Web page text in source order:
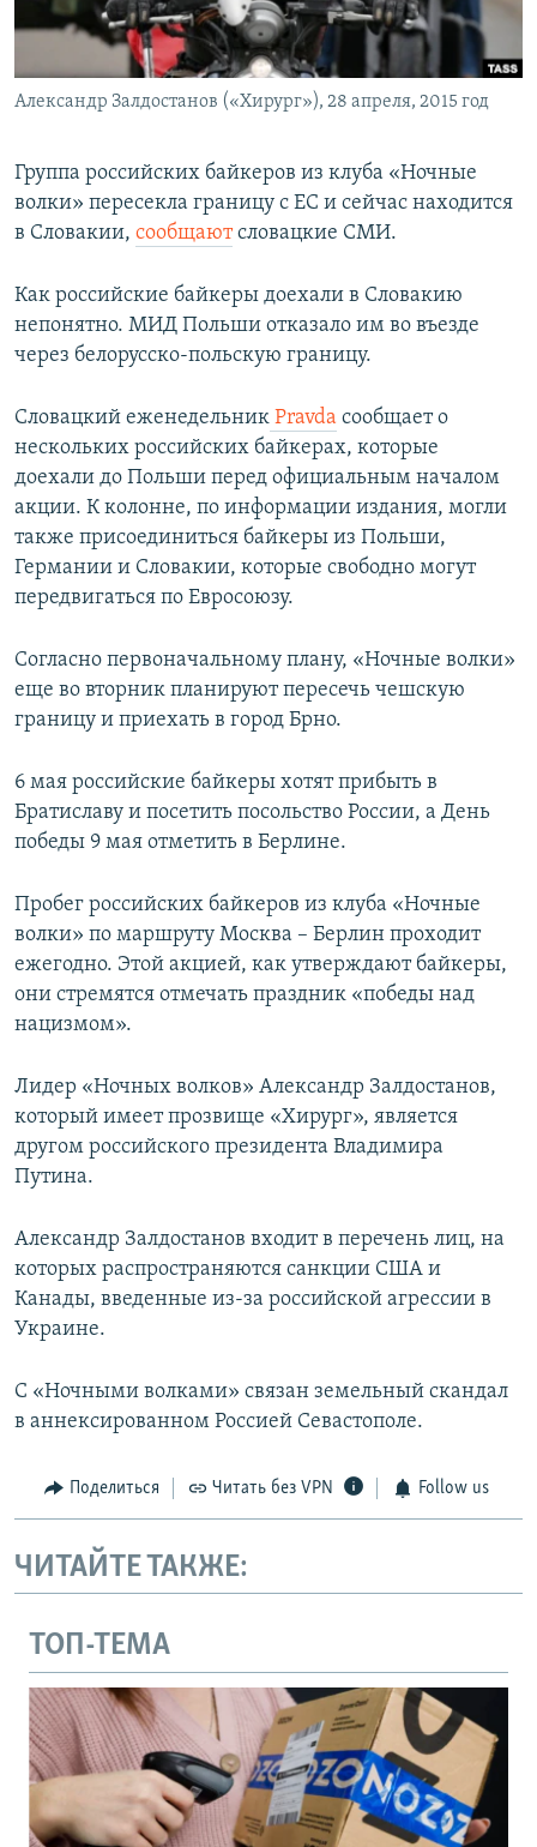
ПОБЕДИТЕЛЕЙ НЕ СУДЯТ?
КРЫМ.НЕПОКОРЕННЫЙ
ELIFBE
ПРИСОЕДИНЯЙТЕСЬ!
Все сайты RFE/RL
Александр Залдостанов («Хирург»), 28 апреля, 2015 год
Группа российских байкеров из клуба «Ночные
волки» пересекла границу с ЕС и сейчас находится
в Словакии, сообщаютсловацкие СМИ.
Как российские байкеры доехали в Словакию
непонятно. МИД Польши отказало им во въезде
через белорусско-польскую границу.
Словацкий еженедельник Pravda сообщает о
нескольких российских байкерах, которые
доехали до Польши перед официальным началом
акции. К колонне, по информации издания, могли
также присоединиться байкеры из Польши,
Германии и Словакии, которые свободно могут
передвигаться по Евросоюзу.
Согласно первоначальному плану, «Ночные волки»
еще во вторник планируют пересечь чешскую
границу и приехать в город Брно.
6 мая российские байкеры хотят прибыть в
Братиславу и посетить посольство России, а День
победы 9 мая отметить в Берлине.
Пробег российских байкеров из клуба «Ночные
волки» по маршруту Москва – Берлин проходит
ежегодно. Этой акцией, как утверждают байкеры,
они стремятся отмечать праздник «победы над
нацизмом».
Лидер «Ночных волков» Александр Залдостанов,
который имеет прозвище «Хирург», является
другом российского президента Владимира
Путина.
Александр Залдостанов входит в перечень лиц, на
которых распространяются санкции США и
Канады, введенные из-за российской агрессии в
Украине.
С «Ночными волками» связан земельный скандал
в аннексированном Россией Севастополе.
Поделиться Читать без VPN Follow us
ЧИТАЙТЕ ТАКЖЕ:
ТОП-ТЕМА